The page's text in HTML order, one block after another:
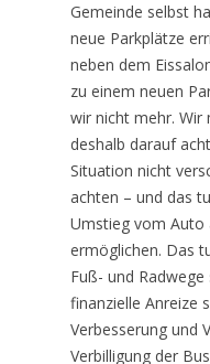
Gemeinde selbst
neue Parkplätze
neben dem
zu einem neuen
wir nicht mehr. Wir
deshalb darauf
Situation nicht
achten – und das
Umstieg vom Auto
ermöglichen. Das
Fuß- und
finanzielle Anreize
Verbesserung und
Verbilligung der